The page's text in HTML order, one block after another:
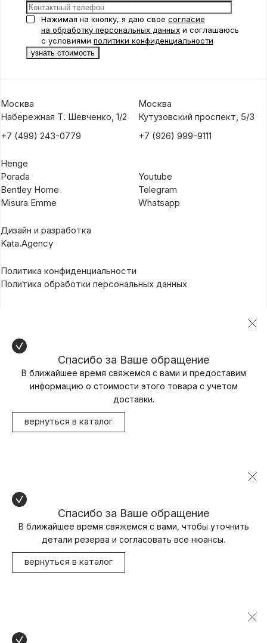
Нажимая на кнопку, я даю свое согласие
на обработку персональных данных и соглашаюсь
с условиями политики конфиденциальности
Москва
Набережная Т. Шевченко, 1/2
+7 (499) 243-0779
Москва
Кутузовский проспект, 5/3
+7 (926) 999-9111
Henge
Porada
Bentley Home
Misura Emme
Youtube
Telegram
Whatsapp
Дизайн и разработка
Kata.Agency
Политика конфиденциальности
Политика обработки персональных данных
Спасибо за Ваше обращение
В ближайшее время свяжемся с вами и предоставим
информацию о стоимости этого товара с учетом
доставки.
вернуться в каталог
Спасибо за Ваше обращение
В ближайшее время свяжемся с вами, чтобы уточнить
детали резерва и согласовать все нюансы.
вернуться в каталог